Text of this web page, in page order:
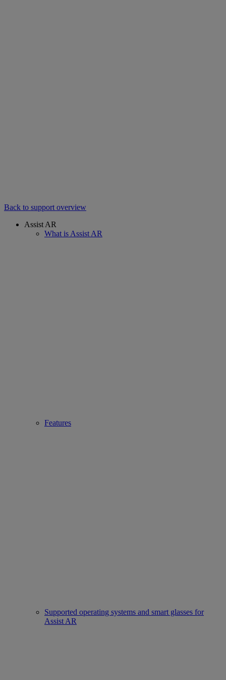
Back to support overview
Assist AR
What is Assist AR
Features
Supported operating systems and smart glasses for
Assist AR